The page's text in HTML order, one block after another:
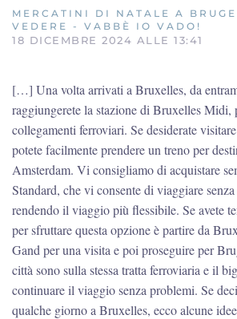
MERCATINI DI NATALE A
VEDERE - VABBÈ IO VADO!
18 DICEMBRE 2024 ALLE 13:41
[…] Una volta arrivati a Bruxelles, da
raggiungerete la stazione di Bruxelles Midi,
collegamenti ferroviari. Se desiderate
potete facilmente prendere un treno per
Amsterdam. Vi consigliamo di acquistare
Standard, che vi consente di viaggiare
rendendo il viaggio più flessibile. Se avete
per sfruttare questa opzione è partire da
Gand per una visita e poi proseguire per
città sono sulla stessa tratta ferroviaria e il
continuare il viaggio senza problemi. Se
qualche giorno a Bruxelles, ecco alcune